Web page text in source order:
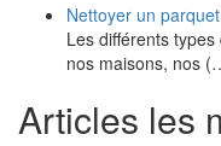
Nettoyer un parquet
Les différents
nos maisons, nos
Articles les